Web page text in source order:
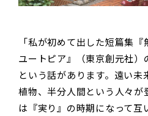
「私が初めて出した短篇集
ユートピア』（東京創元社）
という話があります。遠い未
植物、半分人間という人々が
は『実り』の時期になって互